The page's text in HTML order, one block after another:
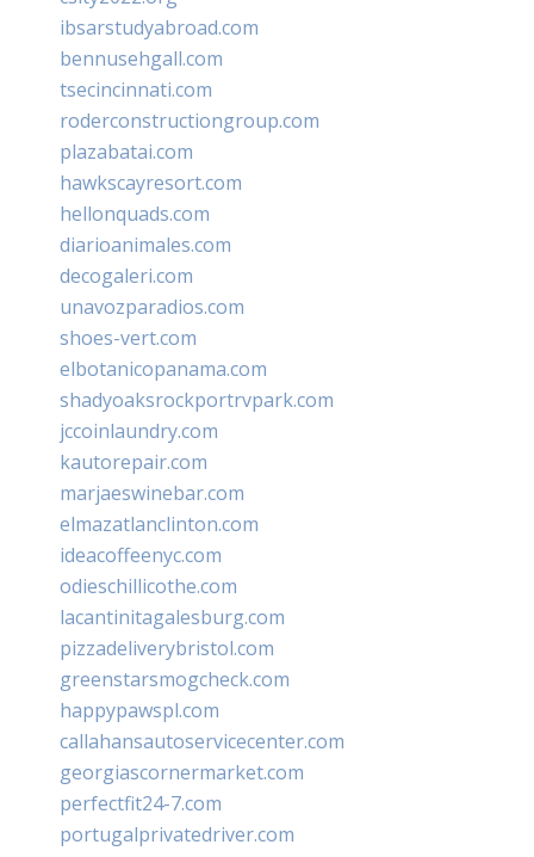
ibsarstudyabroad.com
bennusehgall.com
tsecincinnati.com
roderconstructiongroup.com
plazabatai.com
hawkscayresort.com
hellonquads.com
diarioanimales.com
decogaleri.com
unavozparadios.com
shoes-vert.com
elbotanicopanama.com
shadyoaksrockportrvpark.com
jccoinlaundry.com
kautorepair.com
marjaeswinebar.com
elmazatlanclinton.com
ideacoffeenyc.com
odieschillicothe.com
lacantinitagalesburg.com
pizzadeliverybristol.com
greenstarsmogcheck.com
happypawspl.com
callahansautoservicecenter.com
georgiascornermarket.com
perfectfit24-7.com
portugalprivatedriver.com